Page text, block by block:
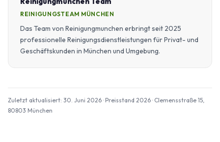
REINIGUNGSTEAM MÜNCHEN
Das Team von Reinigungmunchen erbringt seit 2025
professionelle Reinigungsdienstleistungen für Privat- und
Geschäftskunden in München und Umgebung.
Zuletzt aktualisiert: 30. Juni 2026 · Preisstand 2026 · Clemensstraße 15,
80803 München